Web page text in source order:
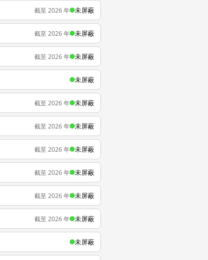
截至 2026 年 未屏蔽
截至 2026 年 未屏蔽
截至 2026 年 未屏蔽
未屏蔽
截至 2026 年 未屏蔽
截至 2026 年 未屏蔽
截至 2026 年 未屏蔽
截至 2026 年 未屏蔽
截至 2026 年 未屏蔽
截至 2026 年 未屏蔽
未屏蔽